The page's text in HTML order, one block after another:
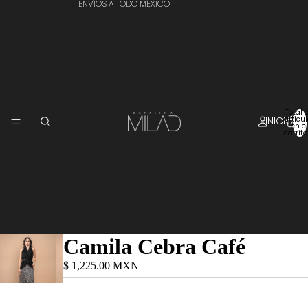
ENVÍOS A TODO MÉXICO
INICIO
Total
en el
Camila Cebra Café
$ 1,225.00 MXN